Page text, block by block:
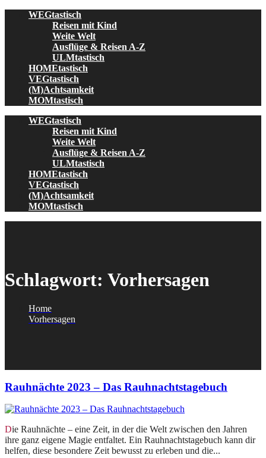
WEGtastisch
Reisen mit Kind
Weite Welt
Ausflüge & Reisen A-Z
ULMtastisch
HOMEtastisch
VEGtastisch
(M)Achtsamkeit
MOMtastisch
WEGtastisch
Reisen mit Kind
Weite Welt
Ausflüge & Reisen A-Z
ULMtastisch
HOMEtastisch
VEGtastisch
(M)Achtsamkeit
MOMtastisch
Schlagwort: Vorhersagen
Home
Vorhersagen
Rauhnächte 2023 – Das Rauhnachtstagebuch
Die Rauhnächte – eine Zeit, in der die Welt zwischen den Jahren
ihre ganz eigene Magie entfaltet. Ein Rauhnachtstagebuch kann dir
helfen, diese besondere Zeit bewusst zu erleben und die...